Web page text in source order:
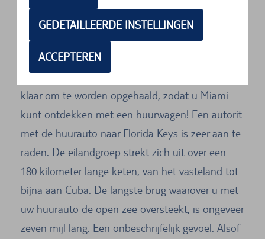
GEDETAILLEERDE INSTELLINGEN
ACCEPTEREN
Beach, de catwalk van de rich and famous.
Verover met uw huurauto van TUI Cars Miami,
Florida's glansrijke metropool!
Uw huurauto staat bij onze autoverhuurpartner
klaar om te worden opgehaald, zodat u Miami
kunt ontdekken met een huurwagen! Een autorit
met de huurauto naar Florida Keys is zeer aan te
raden. De eilandgroep strekt zich uit over een
180 kilometer lange keten, van het vasteland tot
bijna aan Cuba. De langste brug waarover u met
uw huurauto de open zee oversteekt, is ongeveer
zeven mijl lang. Een onbeschrijfelijk gevoel. Alsof